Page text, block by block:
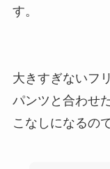
す。
大きすぎないフ
パンツと合わせ
こなしになるの